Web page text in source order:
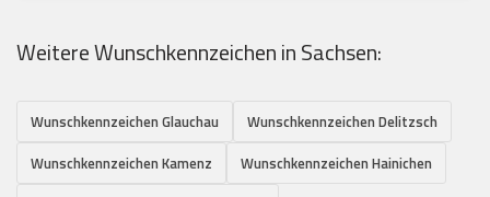
Weitere Wunschkennzeichen in Sachsen:
Wunschkennzeichen Glauchau
Wunschkennzeichen Delitzsch
Wunschkennzeichen Kamenz
Wunschkennzeichen Hainichen